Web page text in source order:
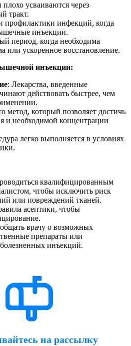
усваиваются через
тракт.
профилактики инфекций, когда
инъекции.
период, когда необходима
или ускоренное восстановление.
инъекции:
: Лекарства, введенные
действовать быстрее, чем
метод, который позволяет достичь
и необходимой концентрации
легко выполняется в условиях
квалифицированным
чтобы исключить риск
или повреждений тканей.
асептики, чтобы
врачу о возможных
препараты или
инъекций.
на рассылку